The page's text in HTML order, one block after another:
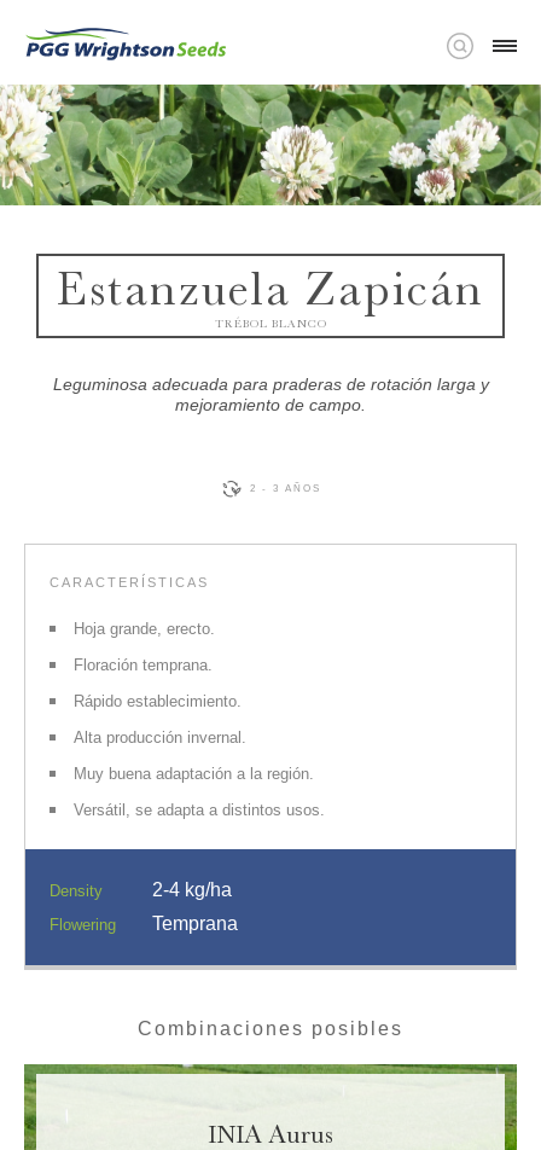
Estanzuela Zapicán
TRÉBOL BLANCO
Leguminosa adecuada para praderas de rotación larga y
mejoramiento de campo.
2 - 3 AÑOS
CARACTERÍSTICAS
Hoja grande, erecto.
Floración temprana.
Rápido establecimiento.
Alta producción invernal.
Muy buena adaptación a la región.
Versátil, se adapta a distintos usos.
Density 2-4 kg/ha
Flowering Temprana
Combinaciones posibles
INIA Aurus